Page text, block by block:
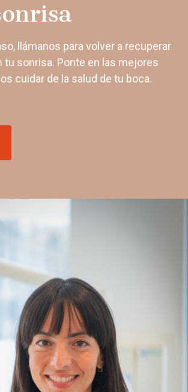
llámanos para volver a recuperar
tu sonrisa. Ponte en las mejores
cuidar de la salud de tu boca.